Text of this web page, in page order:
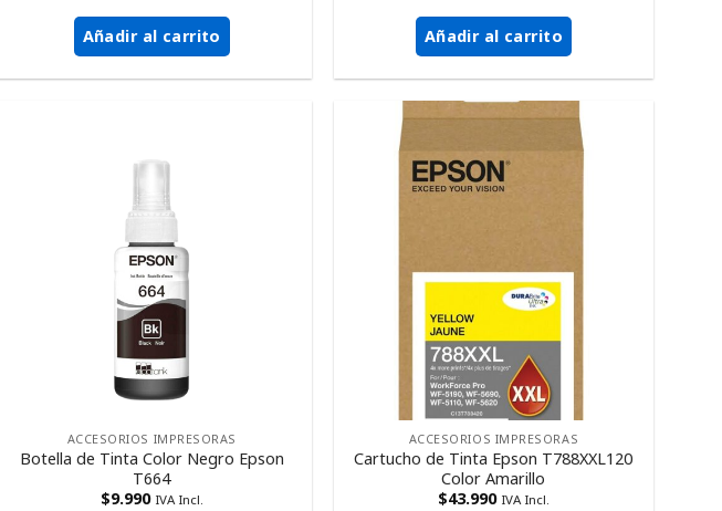
Añadir al carrito Añadir al carrito
ACCESORIOS IMPRESORAS
Botella de Tinta Color Negro Epson
T664
$9.990 IVA Incl.
ACCESORIOS IMPRESORAS
Cartucho de Tinta Epson T788XXL120
Color Amarillo
$43.990 IVA Incl.